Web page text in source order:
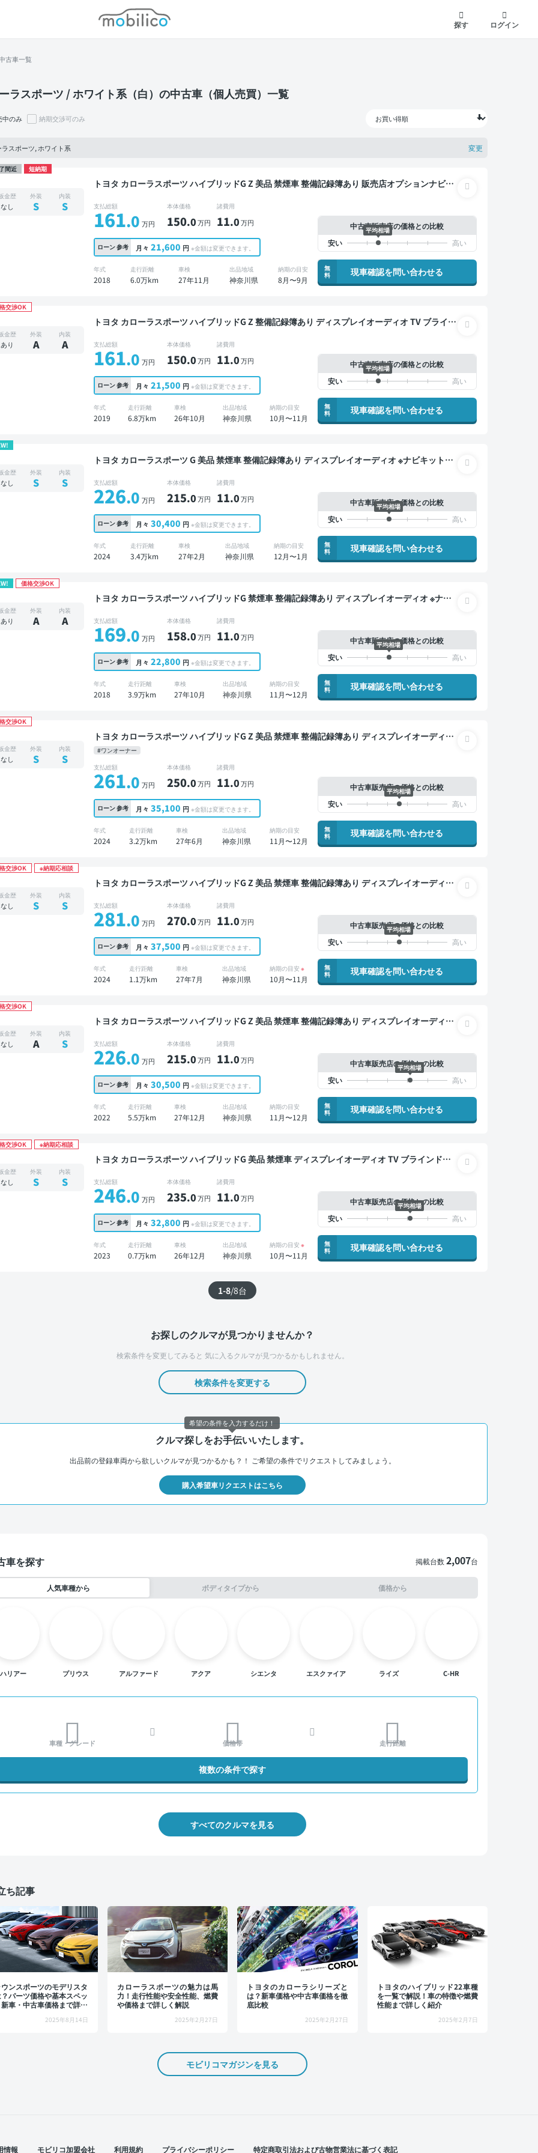
モビリコ
探す
ログイン
古車一覧
ラスポーツ / ホワイト系（白）の中古車（個人売買）一覧
中のみ 納期交渉可のみ
スポーツ, ホワイト系 変更
間近 短納期
トヨタ カローラスポーツ ハイブリッドG Z 美品 禁煙車 整備記録簿あり 販売店オプションナビ
コーダー フルエアロ 衝突軽減
金歴
なし
外装
S
内装
S 支払総額
161.0 万円
本体価格
150.0万円
諸費用
11.0万円
ローン参考 月々 21,600 円 ※金額は変更できます。
年式
2018
走行距離
6.0万km
車検
27年11月
出品地域
神奈川県
納期の目安
8月〜9月
中古車販売店の価格との比較
平均相場
無
料
現車確認を問い合わせる
交渉OK
トヨタ カローラスポーツ ハイブリッドG Z 整備記録簿あり ディスプレイオーディオ TV ブライン
エアロ 衝突軽減
金歴
あり
外装
A
内装
A 支払総額
161.0 万円
本体価格
150.0万円
諸費用
11.0万円
ローン参考 月々 21,500 円 ※金額は変更できます。
年式
2019
走行距離
6.8万km
車検
26年10月
出品地域
神奈川県
納期の目安
10月〜11月
中古車販売店の価格との比較
平均相場
無
料
現車確認を問い合わせる
トヨタ カローラスポーツ G 美品 禁煙車 整備記録簿あり ディスプレイオーディオ ※ナビキットあ
金歴
なし
外装
S
内装
S 支払総額
226.0 万円
本体価格
215.0万円
諸費用
11.0万円
ローン参考 月々 30,400 円 ※金額は変更できます。
年式
2024
走行距離
3.4万km
車検
27年2月
出品地域
神奈川県
納期の目安
12月〜1月
中古車販売店の価格との比較
平均相場
無
料
現車確認を問い合わせる
価格交渉OK
トヨタ カローラスポーツ ハイブリッドG 禁煙車 整備記録簿あり ディスプレイオーディオ ※ナビ
金歴
あり
外装
A
内装
A 支払総額
169.0 万円
本体価格
158.0万円
諸費用
11.0万円
ローン参考 月々 22,800 円 ※金額は変更できます。
年式
2018
走行距離
3.9万km
車検
27年10月
出品地域
神奈川県
納期の目安
11月〜12月
中古車販売店の価格との比較
平均相場
無
料
現車確認を問い合わせる
交渉OK
トヨタ カローラスポーツ ハイブリッドG Z 美品 禁煙車 整備記録簿あり ディスプレイオーディオ
※ナビキットあり TV ブラインドスポットモニター オートクルーズ スマートキー バックモニター
衝突軽減
#ワンオーナー
金歴
なし
外装
S
内装
S
支払総額
261.0 万円
本体価格
250.0万円
諸費用
11.0万円
ローン参考 月々 35,100 円 ※金額は変更できます。
年式
2024
走行距離
3.2万km
車検
27年6月
出品地域
神奈川県
納期の目安
11月〜12月
中古車販売店の価格との比較
平均相場
無
料
現車確認を問い合わせる
交渉OK ※納期応相談
トヨタ カローラスポーツ ハイブリッドG Z 美品 禁煙車 整備記録簿あり ディスプレイオーディオ
ター ドライブレコーダー 衝突軽減
金歴
なし
外装
S
内装
S 支払総額
281.0 万円
本体価格
270.0万円
諸費用
11.0万円
ローン参考 月々 37,500 円 ※金額は変更できます。
年式
2024
走行距離
1.1万km
車検
27年7月
出品地域
神奈川県
納期の目安 ※
10月〜11月
中古車販売店の価格との比較
平均相場
無
料
現車確認を問い合わせる
交渉OK
トヨタ カローラスポーツ ハイブリッドG Z 美品 禁煙車 整備記録簿あり ディスプレイオーディオ
ター 衝突軽減
金歴
なし
外装
A
内装
S 支払総額
226.0 万円
本体価格
215.0万円
諸費用
11.0万円
ローン参考 月々 30,500 円 ※金額は変更できます。
年式
2022
走行距離
5.5万km
車検
27年12月
出品地域
神奈川県
納期の目安
11月〜12月
中古車販売店の価格との比較
平均相場
無
料
現車確認を問い合わせる
交渉OK ※納期応相談
トヨタ カローラスポーツ ハイブリッドG 美品 禁煙車 ディスプレイオーディオ TV ブラインドス
金歴
なし
外装
S
内装
S 支払総額
246.0 万円
本体価格
235.0万円
諸費用
11.0万円
ローン参考 月々 32,800 円 ※金額は変更できます。
年式
2023
走行距離
0.7万km
車検
26年12月
出品地域
神奈川県
納期の目安 ※
10月〜11月
中古車販売店の価格との比較
平均相場
無
料
現車確認を問い合わせる
1-8/8台
お探しのクルマが見つかりませんか？
検索条件を変更してみると 気に入るクルマが見つかるかもしれません。
検索条件を変更する
クルマ探しをお手伝いいたします。
出品前の登録車両から欲しいクルマが見つかるかも？！ ご希望の条件でリクエストしてみましょう。
購入希望車リクエストはこちら
車を探す 掲載台数2,007台
人気車種から ボディタイプから 価格から
ハリアー プリウス アルファード アクア シエンタ エスクァイア ライズ C-HR
車種・グレード 価格帯 走行距離
複数の条件で探す
すべてのクルマを見る
ち記事
ンスポーツのモデリスタ
パーツ価格や基本スペッ
車・中古車価格まで詳し
2025年8月14日
カローラスポーツの魅力は馬
力！走行性能や安全性能、燃費
や価格まで詳しく解説
2025年2月27日
トヨタのカローラシリーズと
は？新車価格や中古車価格を徹
底比較
2025年2月27日
トヨタのハイブリッド22車種
を一覧で解説！車の特徴や燃費
性能まで詳しく紹介
2025年2月7日
モビリコマガジンを見る
情報 モビリコ加盟会社 利用規約 プライバシーポリシー 特定商取引法および古物営業法に基づく表記
希望の条件を入力するだけ！